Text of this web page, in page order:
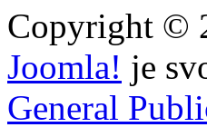
Copyright ©
Joomla! je
General